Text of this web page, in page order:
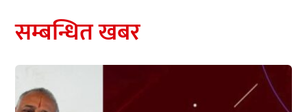
सम्बन्धित खबर